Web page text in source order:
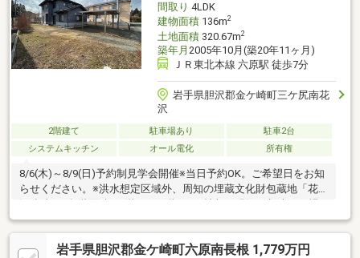
間取り 4LDK
建物面積136m2
土地面積320.67m2
築年月 2005年10月(築20年11ヶ月)
ＪＲ東北本線 六原駅 徒歩7分
岩手県胆沢郡金ケ崎町三ケ尻南花
沢
2階建て 駐車場あり
駐車2台
システムキッチン
オール電化 所有権
8/6(木)～8/9(日)予約制見学会開催※当日予約OK。ご希望日をお知
らせください。※洪水想定区域外、周知の埋蔵文化財包蔵地「花
合は、現況優先とします。※司法書士は売主の指定になります。※
通学の区域に関しては自治体や教育委員会等にご確認ください。
岩手県胆沢郡金ケ崎町六原南長根 1,779万円